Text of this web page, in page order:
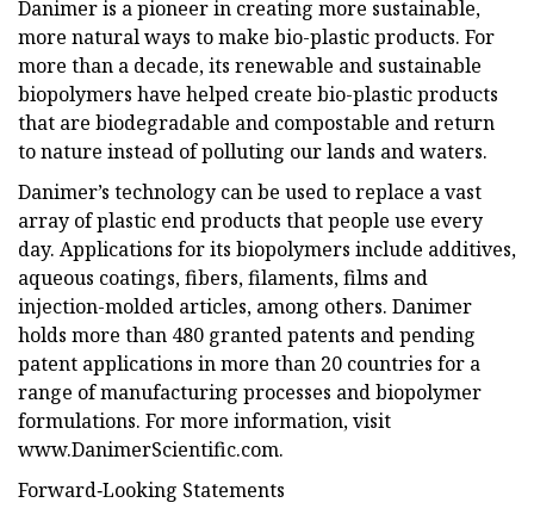
Danimer is a pioneer in creating more sustainable,
more natural ways to make bio-plastic products. For
more than a decade, its renewable and sustainable
biopolymers have helped create bio-plastic products
that are biodegradable and compostable and return
to nature instead of polluting our lands and waters.
Danimer’s technology can be used to replace a vast
array of plastic end products that people use every
day. Applications for its biopolymers include additives,
aqueous coatings, fibers, filaments, films and
injection-molded articles, among others. Danimer
holds more than 480 granted patents and pending
patent applications in more than 20 countries for a
range of manufacturing processes and biopolymer
formulations. For more information, visit
www.DanimerScientific.com.
Forward‐Looking Statements